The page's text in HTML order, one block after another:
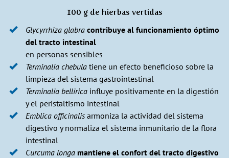
100 g de hierbas vertidas
Glycyrrhiza glabra contribuye al funcionamiento óptimo
del tracto intestinal
en personas sensibles
Terminalia chebula tiene un efecto beneficioso sobre la
limpieza del sistema gastrointestinal
Terminalia bellirica influye positivamente en la digestión
y el peristaltismo intestinal
Emblica officinalis armoniza la actividad del sistema
digestivo y normaliza el sistema inmunitario de la flora
intestinal
Curcuma longa mantiene el confort del tracto digestivo